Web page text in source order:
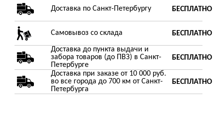
Доставка по Санкт-Петербургу БЕСПЛАТНО
Самовывоз со склада БЕСПЛАТНО
Доставка до пункта выдачи и
забора товаров (до ПВЗ) в Санкт-
Петербурге
БЕСПЛАТНО
Доставка при заказе от 10 000 руб.
во все города до 700 км от Санкт-
Петербурга
БЕСПЛАТНО